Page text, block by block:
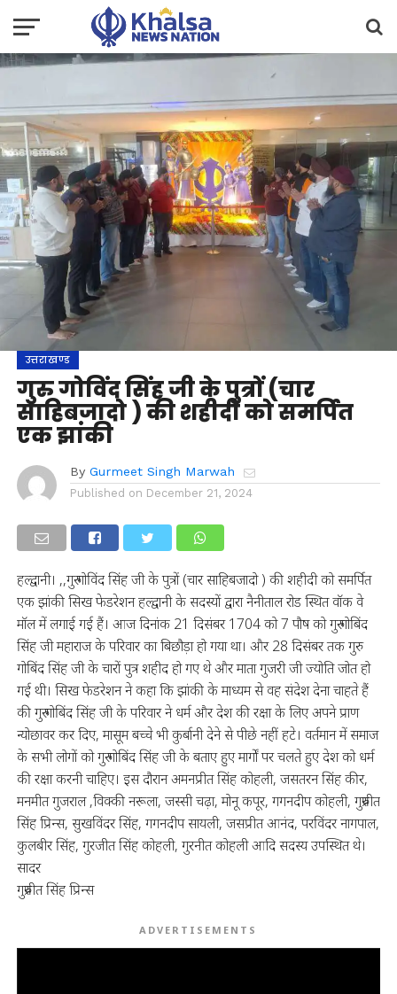
उत्तराखण्ड
गुरु गोविंद सिंह जी के पुत्रों (चार
साहिबजादो ) की शहीदी को समर्पित
एक झांकी
By Gurmeet Singh Marwah
Published on December 21, 2024
हल्द्वानी। ,,गुरु गोविंद सिंह जी के पुत्रों (चार साहिबजादो ) की शहीदी को समर्पित
एक झांकी सिख फेडरेशन हल्द्वानी के सदस्यों द्वारा नैनीताल रोड स्थित वॉक वे
मॉल में लगाई गई हैं। आज दिनांक 21 दिसंबर 1704 को 7 पौष को गुरु गोबिंद
सिंह जी महाराज के परिवार का बिछौड़ा हो गया था। और 28 दिसंबर तक गुरु
गोबिंद सिंह जी के चारों पुत्र शहीद हो गए थे और माता गुजरी जी ज्योति जोत हो
गई थी। सिख फेडरेशन ने कहा कि झांकी के माध्यम से वह संदेश देना चाहते हैं
की गुरु गोबिंद सिंह जी के परिवार ने धर्म और देश की रक्षा के लिए अपने प्राण
न्योछावर कर दिए, मासूम बच्चे भी कुर्बानी देने से पीछे नहीं हटे। वर्तमान में समाज
के सभी लोगों को गुरु गोबिंद सिंह जी के बताए हुए मार्गों पर चलते हुए देश को धर्म
की रक्षा करनी चाहिए। इस दौरान अमनप्रीत सिंह कोहली, जसतरन सिंह कीर,
मनमीत गुजराल ,विक्की नरूला, जस्सी चढ़ा, मोनू कपूर, गगनदीप कोहली, गुरुप्रीत
सिंह प्रिन्स, सुखविंदर सिंह, गगनदीप सायली, जसप्रीत आनंद, परविंदर नागपाल,
कुलबीर सिंह, गुरजीत सिंह कोहली, गुरनीत कोहली आदि सदस्य उपस्थित थे।
सादर
गुरुप्रीत सिंह प्रिन्स
ADVERTISEMENTS